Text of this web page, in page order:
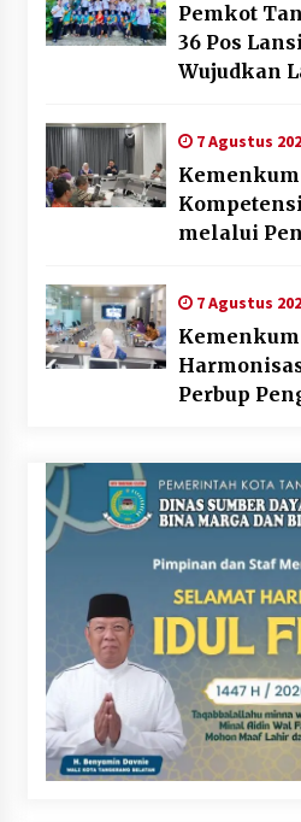
Pemkot
36 Pos
Wujudkan
7 Agustus
melalui
Daerah
7 Agustus
Perbup